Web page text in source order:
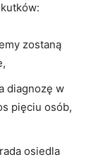
zostaną
diagnozę w
pięciu osób,
osiedla